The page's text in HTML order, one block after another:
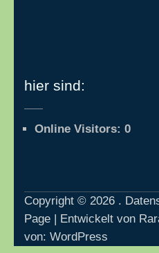
hier sind:
Online Visitors: 0
Copyright © 2026 .
Page | Entwickelt von
von: WordPress